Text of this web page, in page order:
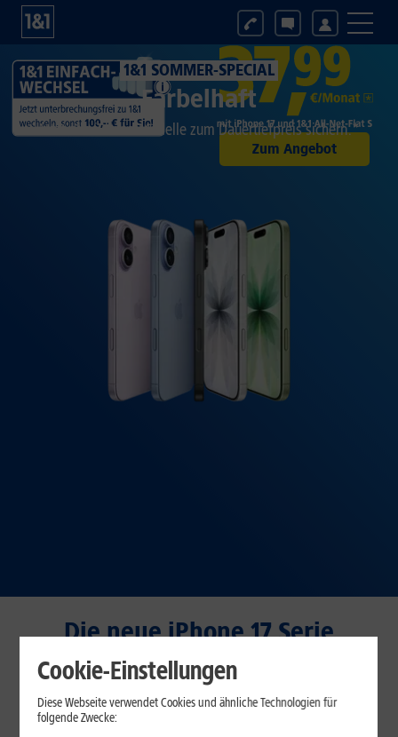
Zum Angebot
1&1 SOMMER-SPECIAL
Farbelhaft
Jetzt alle iPhone-Modelle zum Dauertiefpreis sichern.*
Die neue iPhone 17 Serie
PREISSTURZ
iPhone 17 Pro Max
Cookie-Einstellungen
Diese Webseite verwendet Cookies und ähnliche Technologien für
folgende Zwecke: